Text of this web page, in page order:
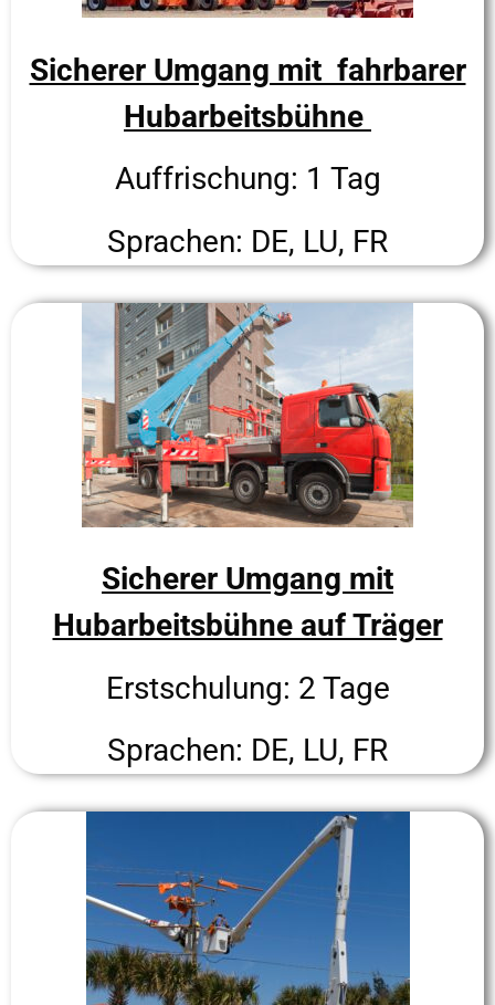
Sicherer Umgang mit fahrbarer
Hubarbeitsbühne
Auffrischung: 1 Tag
Sprachen: DE, LU, FR
Sicherer Umgang mit
Hubarbeitsbühne auf Träger
Erstschulung: 2 Tage
Sprachen: DE, LU, FR